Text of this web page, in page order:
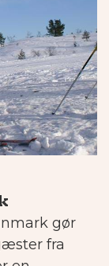
gør
fra